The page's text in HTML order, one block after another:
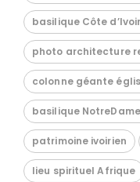
basilique Côte
photo architecture
colonne géante
basilique
patrimoine ivoirien
lieu spirituel Afrique